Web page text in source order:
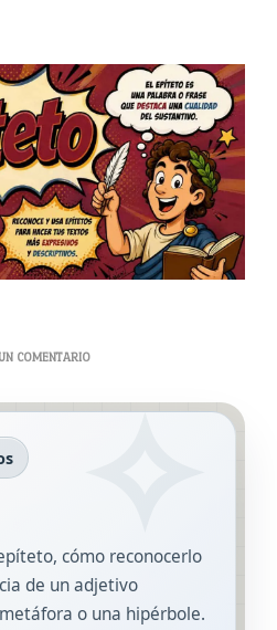
COMENTARIOEN
cómo reconocerlo
de un adjetivo
o una hipérbole.